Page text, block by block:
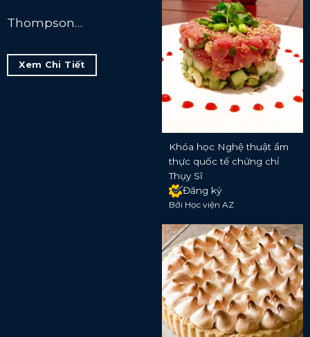
Thompson…
Xem Chi Tiết
Khóa học Nghệ thuật ẩm
thực quốc tế chứng chỉ
Thụy Sĩ
Đăng ký
Bởi Học viện AZ